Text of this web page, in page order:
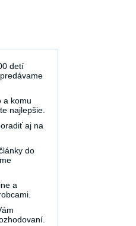
detí
a komu
najlepšie.
aj na
do
a